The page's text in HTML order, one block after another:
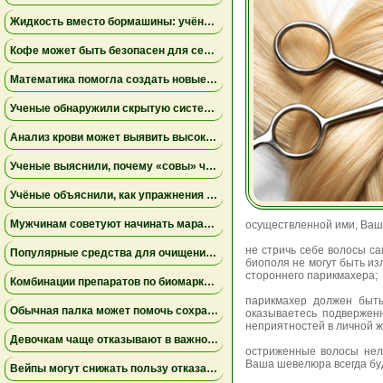
Жидкость вместо бормашины: учёные подтвердили эффективность нового метода лечения детского кариеса
Кофе может быть безопасен для сердца, а энергетики — повышать риск аритмии
Математика помогла создать новые биомаркеры для прогнозирования рака молочной железы
Ученые обнаружили скрытую систему очистки в задней части глаза
Анализ крови может выявить высокий риск болезни Альцгеймера за десять лет до появления симптомов
Ученые выяснили, почему «совы» чаще набирают жир в области живота
Учёные объяснили, как упражнения замедляют старение мышц
Мужчинам советуют начинать марафон медленнее
Популярные средства для очищения слизи не помогли пациентам на ИВЛ и могут повышать риск осложнений
Комбинации препаратов по биомаркерам помогли уменьшить устойчивую к лечению меланому
Обычная палка может помочь сохранить равновесие
Девочкам чаще отказывают в важной защите после рождения
Вейпы могут снижать пользу отказа от сигарет
осуществленной ими,
не стричь себе волосы
биополя не могут быть
стороннего парикмахера;
парикмахер должен
оказываетесь
неприятностей в личной
остриженные волосы
Ваша шевелюра всегда